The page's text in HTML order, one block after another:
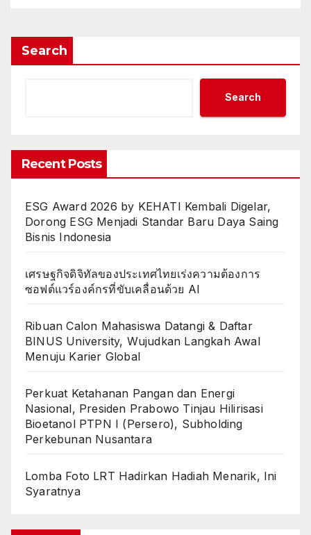
Search
Search
Recent Posts
ESG Award 2026 by KEHATI Kembali Digelar,
Dorong ESG Menjadi Standar Baru Daya Saing
Bisnis Indonesia
เศรษฐกิจดิจิทัลของประเทศไทยเร่งความต้องการ
ซอฟต์แวร์องค์กรที่ขับเคลื่อนด้วย AI
Ribuan Calon Mahasiswa Datangi & Daftar
BINUS University, Wujudkan Langkah Awal
Menuju Karier Global
Perkuat Ketahanan Pangan dan Energi
Nasional, Presiden Prabowo Tinjau Hilirisasi
Bioetanol PTPN I (Persero), Subholding
Perkebunan Nusantara
Lomba Foto LRT Hadirkan Hadiah Menarik, Ini
Syaratnya